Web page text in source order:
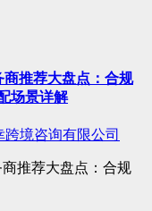
推荐大盘点：合规
场景详解
境咨询有限公司
推荐大盘点：合规